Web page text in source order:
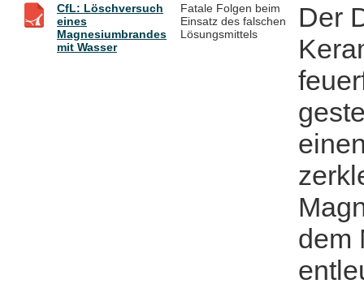
CfL: Löschversuch
eines
Magnesiumbrandes
mit Wasser
Fatale Folgen beim
Einsatz des falschen
Lösungsmittels
Der
dem